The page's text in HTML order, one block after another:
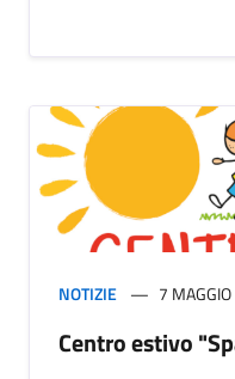
NOTIZIE 7
Centro estivo